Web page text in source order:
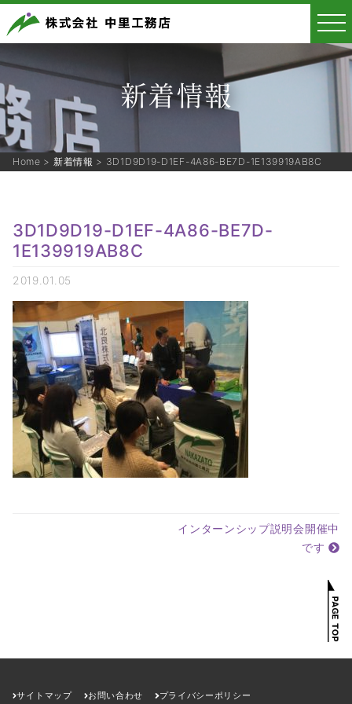
新着情報
Home > 新着情報 > 3D1D9D19-D1EF-4A86-BE7D-1E139919AB8C
3D1D9D19-D1EF-4A86-BE7D-
1E139919AB8C
2019.01.05
インターンシップ説明会開催中
です
サイトマップ お問い合わせ プライバシーポリシー